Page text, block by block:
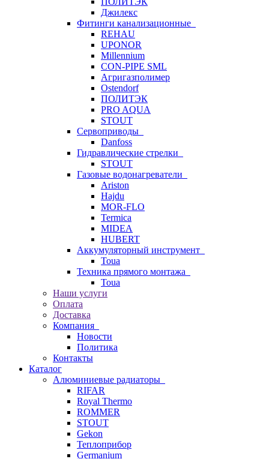
Джилекс
Фитинги канализационные
REHAU
UPONOR
Millennium
CON-PIPE SML
Агригазполимер
Ostendorf
ПОЛИТЭК
PRO AQUA
STOUT
Сервоприводы
Danfoss
Гидравлические стрелки
STOUT
Газовые водонагреватели
Ariston
Hajdu
MOR-FLO
Termica
MIDEA
HUBERT
Аккумуляторный инструмент
Toua
Техника прямого монтажа
Toua
Наши услуги
Оплата
Доставка
Компания
Новости
Политика
Контакты
Каталог
Алюминиевые радиаторы
RIFAR
Royal Thermo
ROMMER
STOUT
Gekon
Теплоприбор
Germanium